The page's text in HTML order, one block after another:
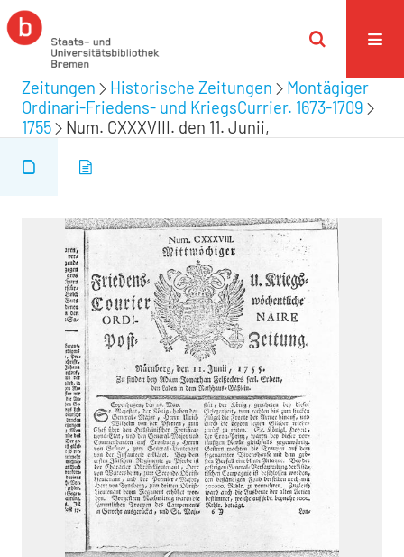
Zeitungen Historische Zeitungen
Montägiger
Ordinari-Friedens- und KriegsCurrier. 1673-1709
1755
Num. CXXXVIII. den 11. Junii,